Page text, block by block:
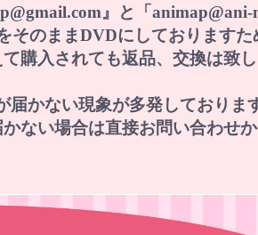
』と「
のままDVDにしております
購入されても返品、交換は致
届かない現象が多発しておりま
ない場合は直接お問い合わせ